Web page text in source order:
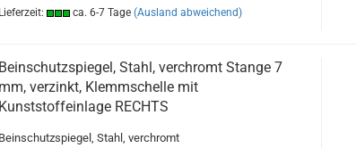
Lieferzeit: ca. 6-7 Tage (Ausland abweichend)
Beinschutzspiegel, Stahl, verchromt Stange 7
mm, verzinkt, Klemmschelle mit
Kunststoffeinlage RECHTS
Beinschutzspiegel, Stahl, verchromt